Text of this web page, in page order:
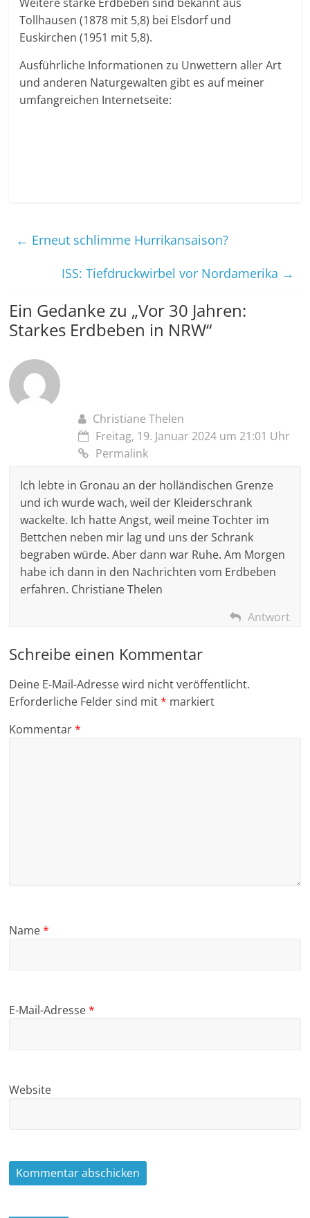
Tollhausen (1878 mit 5,8) bei Elsdorf und
Euskirchen (1951 mit 5,8).
Ausführliche Informationen zu Unwettern aller Art
und anderen Naturgewalten gibt es auf meiner
umfangreichen Internetseite:
← Erneut schlimme Hurrikansaison?
ISS: Tiefdruckwirbel vor Nordamerika →
Ein Gedanke zu „Vor 30 Jahren:
Starkes Erdbeben in NRW“
Christiane Thelen
Freitag, 19. Januar 2024 um 21:01 Uhr
Permalink
Ich lebte in Gronau an der holländischen Grenze
und ich wurde wach, weil der Kleiderschrank
wackelte. Ich hatte Angst, weil meine Tochter im
Bettchen neben mir lag und uns der Schrank
begraben würde. Aber dann war Ruhe. Am Morgen
habe ich dann in den Nachrichten vom Erdbeben
erfahren. Christiane Thelen
Antwort
Schreibe einen Kommentar
Deine E-Mail-Adresse wird nicht veröffentlicht.
Erforderliche Felder sind mit* markiert
Kommentar*
Name*
E-Mail-Adresse*
Website